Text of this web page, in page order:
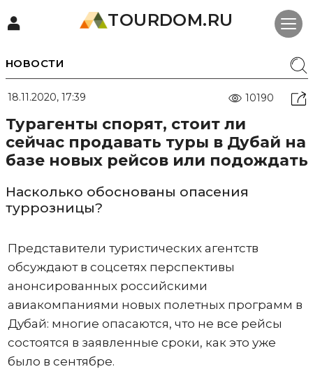
TOURDOM.RU
НОВОСТИ
18.11.2020, 17:39 10190
Турагенты спорят, стоит ли
сейчас продавать туры в Дубай на
базе новых рейсов или подождать
Насколько обоснованы опасения
туррозницы?
Представители туристических агентств
обсуждают в соцсетях перспективы
анонсированных российскими
авиакомпаниями новых полетных программ в
Дубай: многие опасаются, что не все рейсы
состоятся в заявленные сроки, как это уже
было в сентябре.